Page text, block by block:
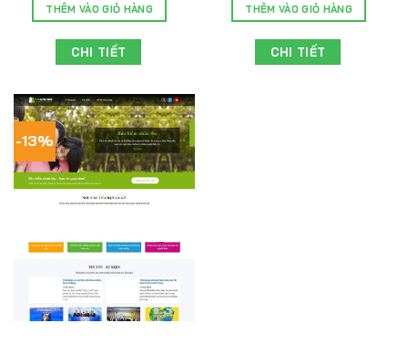
THÊM VÀO GIỎ HÀNG
CHI TIẾT
THÊM VÀO GIỎ HÀNG
CHI TIẾT
-13%